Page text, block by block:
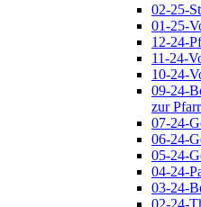
02-25-
01-25-
12-24-
11-24-
10-24-
09-24-
zur
07-24-
06-24-
05-24-
04-24-
03-24-
02-24-